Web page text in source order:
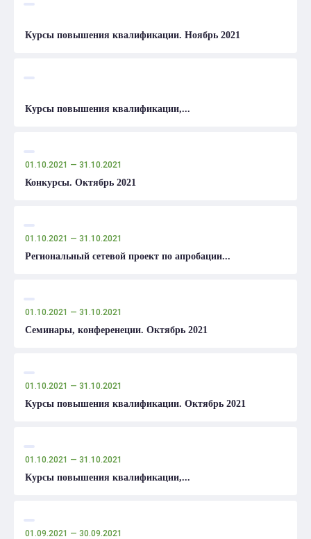
Курсы повышения квалификации. Ноябрь 2021
Курсы повышения квалификации,...
01.10.2021 — 31.10.2021
Конкурсы. Октябрь 2021
01.10.2021 — 31.10.2021
Региональный сетевой проект по апробации...
01.10.2021 — 31.10.2021
Семинары, конференеции. Октябрь 2021
01.10.2021 — 31.10.2021
Курсы повышения квалификации. Октябрь 2021
01.10.2021 — 31.10.2021
Курсы повышения квалификации,...
01.09.2021 — 30.09.2021